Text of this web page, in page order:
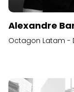
Alexandre
Octagon Latam -